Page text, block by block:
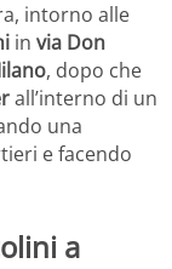
intorno alle
in via Don
, dopo che
all’interno di un
una
e facendo
a